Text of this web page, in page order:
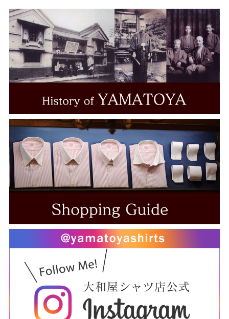
TESTA
THOMAS MASON
Grandi&Rubinelli
CANCLINI
ALBIATE
Gift
お仕立券
～10,000円
10,001円～20,000円
20,001円～30,000円
30,001円～40,000円